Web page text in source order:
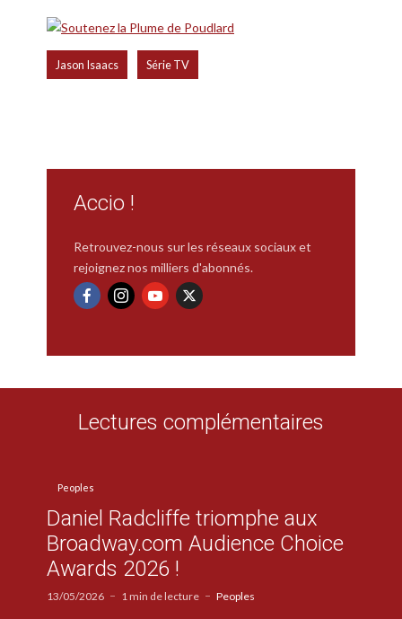
Jason Isaacs Série TV
Accio !
Retrouvez-nous sur les réseaux sociaux et
rejoignez nos milliers d'abonnés.
Lectures complémentaires
Peoples
Daniel Radcliffe triomphe aux
Broadway.com Audience Choice
Awards 2026 !
13/05/2026 1 min de lecture Peoples